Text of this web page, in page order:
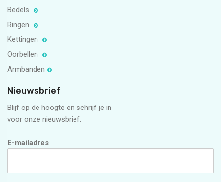
Bedels
Ringen
Kettingen
Oorbellen
Armbanden
Nieuwsbrief
Blijf op de hoogte en schrijf je in
voor onze nieuwsbrief.
E-mailadres